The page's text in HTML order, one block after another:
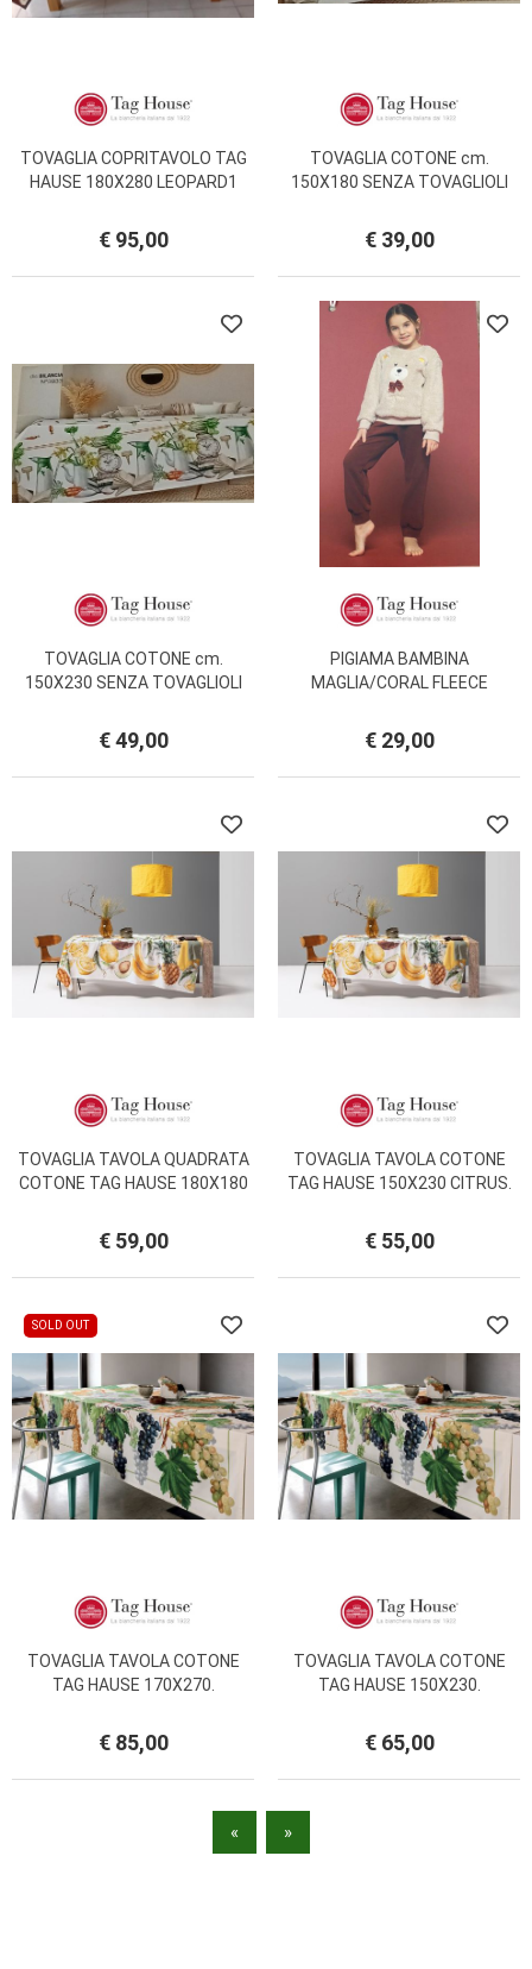
TOVAGLIA COPRITAVOLO TAG
HAUSE 180X280 LEOPARD1
€ 95,00
TOVAGLIA COTONE cm.
150X180 SENZA TOVAGLIOLI
€ 39,00
TOVAGLIA COTONE cm.
150X230 SENZA TOVAGLIOLI
€ 49,00
PIGIAMA BAMBINA
MAGLIA/CORAL FLEECE
POLSINO/MICROPILE
€ 29,00
TOVAGLIA TAVOLA QUADRATA
COTONE TAG HAUSE 180X180
€ 59,00
TOVAGLIA TAVOLA COTONE
TAG HAUSE 150X230 CITRUS.
€ 55,00
SOLD OUT
TOVAGLIA TAVOLA COTONE
TAG HAUSE 170X270.
€ 85,00
TOVAGLIA TAVOLA COTONE
TAG HAUSE 150X230.
€ 65,00
« »